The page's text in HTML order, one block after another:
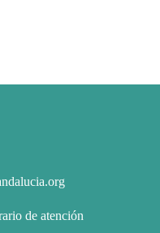
de atención